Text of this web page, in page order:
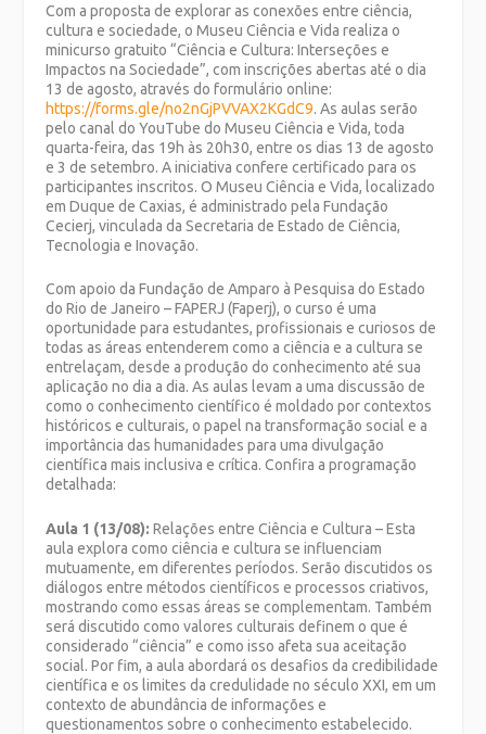
Com a proposta de explorar as conexões entre ciência,
cultura e sociedade, o Museu Ciência e Vida realiza o
minicurso gratuito “Ciência e Cultura: Interseções e
Impactos na Sociedade”, com inscrições abertas até o dia
13 de agosto, através do formulário online:
https://forms.gle/no2nGjPVVAX2KGdC9. As aulas serão
pelo canal do YouTube do Museu Ciência e Vida, toda
quarta-feira, das 19h às 20h30, entre os dias 13 de agosto
e 3 de setembro. A iniciativa confere certificado para os
participantes inscritos. O Museu Ciência e Vida, localizado
em Duque de Caxias, é administrado pela Fundação
Cecierj, vinculada da Secretaria de Estado de Ciência,
Tecnologia e Inovação.
Com apoio da Fundação de Amparo à Pesquisa do Estado
do Rio de Janeiro – FAPERJ (Faperj), o curso é uma
oportunidade para estudantes, profissionais e curiosos de
todas as áreas entenderem como a ciência e a cultura se
entrelaçam, desde a produção do conhecimento até sua
aplicação no dia a dia. As aulas levam a uma discussão de
como o conhecimento científico é moldado por contextos
históricos e culturais, o papel na transformação social e a
importância das humanidades para uma divulgação
científica mais inclusiva e crítica. Confira a programação
detalhada:
Aula 1 (13/08): Relações entre Ciência e Cultura – Esta
aula explora como ciência e cultura se influenciam
mutuamente, em diferentes períodos. Serão discutidos os
diálogos entre métodos científicos e processos criativos,
mostrando como essas áreas se complementam. Também
será discutido como valores culturais definem o que é
considerado “ciência” e como isso afeta sua aceitação
social. Por fim, a aula abordará os desafios da credibilidade
científica e os limites da credulidade no século XXI, em um
contexto de abundância de informações e
questionamentos sobre o conhecimento estabelecido.